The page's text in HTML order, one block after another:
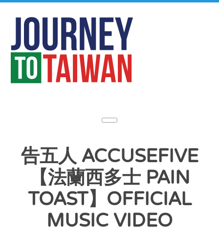
告五人 ACCUSEFIVE
【法蘭西多士 PAIN
TOAST】OFFICIAL
MUSIC VIDEO